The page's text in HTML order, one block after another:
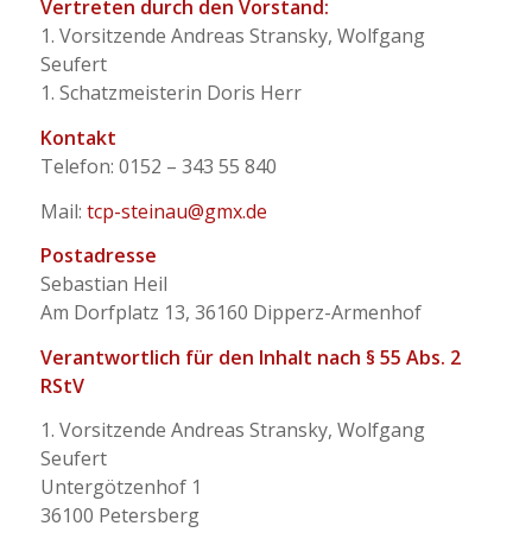
Vertreten durch den Vorstand:
1. Vorsitzende Andreas Stransky, Wolfgang
Seufert
1. Schatzmeisterin Doris Herr
Kontakt
Telefon: 0152 – 343 55 840
Mail: tcp-steinau@gmx.de
Postadresse
Sebastian Heil
Am Dorfplatz 13, 36160 Dipperz-Armenhof
Verantwortlich für den Inhalt nach § 55 Abs. 2
RStV
1. Vorsitzende Andreas Stransky, Wolfgang
Seufert
Untergötzenhof 1
36100 Petersberg